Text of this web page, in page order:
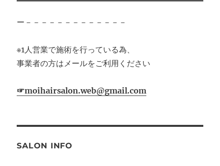
ー－－－－－－－－－－－－－
※1人営業で施術を行っている為、
事業者の方はメールをご利用ください
☞moihairsalon.web@gmail.com
SALON INFO